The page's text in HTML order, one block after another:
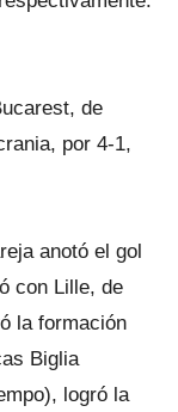
de
por 4-1,
anotó el gol
con Lille, de
la formación
Biglia
logró la